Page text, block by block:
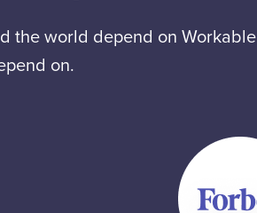
the world depend on Workable
on.